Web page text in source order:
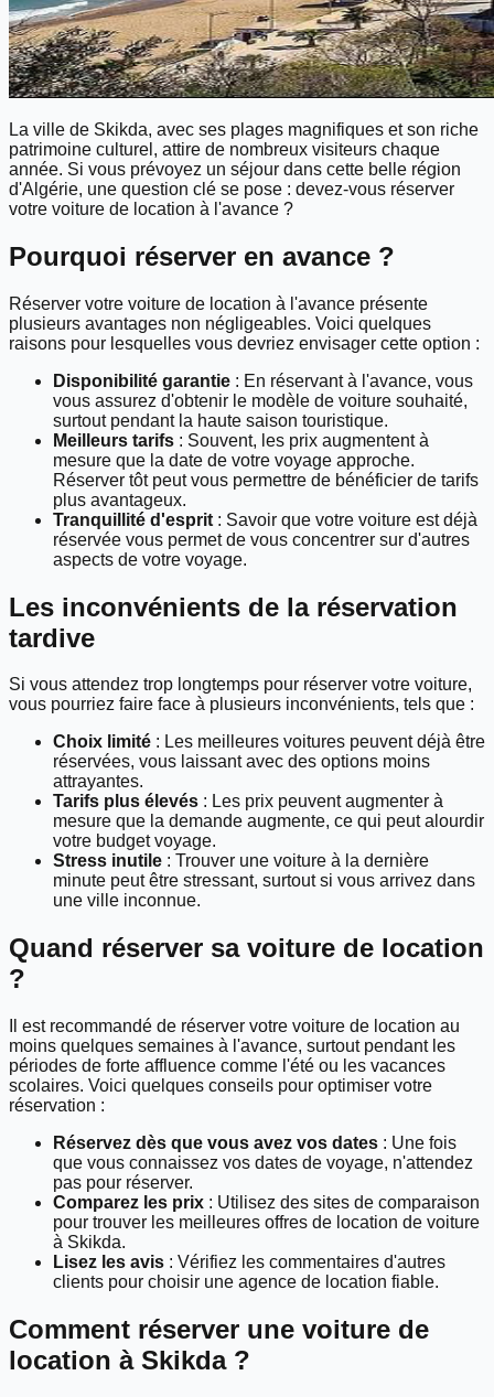
La ville de Skikda, avec ses plages magnifiques et son riche
patrimoine culturel, attire de nombreux visiteurs chaque
année. Si vous prévoyez un séjour dans cette belle région
d'Algérie, une question clé se pose : devez-vous réserver
votre voiture de location à l'avance ?
Pourquoi réserver en avance ?
Réserver votre voiture de location à l'avance présente
plusieurs avantages non négligeables. Voici quelques
raisons pour lesquelles vous devriez envisager cette option :
Disponibilité garantie : En réservant à l'avance, vous
vous assurez d'obtenir le modèle de voiture souhaité,
surtout pendant la haute saison touristique.
Meilleurs tarifs : Souvent, les prix augmentent à
mesure que la date de votre voyage approche.
Réserver tôt peut vous permettre de bénéficier de tarifs
plus avantageux.
Tranquillité d'esprit : Savoir que votre voiture est déjà
réservée vous permet de vous concentrer sur d'autres
aspects de votre voyage.
Les inconvénients de la réservation
tardive
Si vous attendez trop longtemps pour réserver votre voiture,
vous pourriez faire face à plusieurs inconvénients, tels que :
Choix limité : Les meilleures voitures peuvent déjà être
réservées, vous laissant avec des options moins
attrayantes.
Tarifs plus élevés : Les prix peuvent augmenter à
mesure que la demande augmente, ce qui peut alourdir
votre budget voyage.
Stress inutile : Trouver une voiture à la dernière
minute peut être stressant, surtout si vous arrivez dans
une ville inconnue.
Quand réserver sa voiture de location
?
Il est recommandé de réserver votre voiture de location au
moins quelques semaines à l'avance, surtout pendant les
périodes de forte affluence comme l'été ou les vacances
scolaires. Voici quelques conseils pour optimiser votre
réservation :
Réservez dès que vous avez vos dates : Une fois
que vous connaissez vos dates de voyage, n'attendez
pas pour réserver.
Comparez les prix : Utilisez des sites de comparaison
pour trouver les meilleures offres de location de voiture
à Skikda.
Lisez les avis : Vérifiez les commentaires d'autres
clients pour choisir une agence de location fiable.
Comment réserver une voiture de
location à Skikda ?